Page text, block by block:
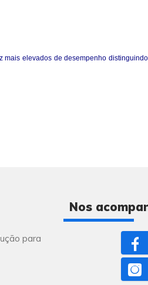
elevados de desempenho
para
Nos